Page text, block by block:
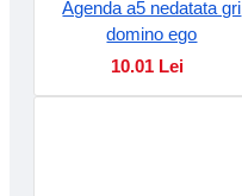
Agenda a5 nedatata gri
domino ego
10.01 Lei